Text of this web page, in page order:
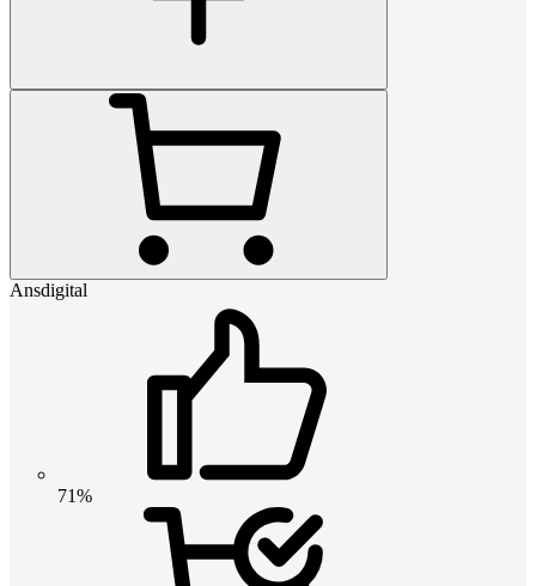
Ansdigital
71%